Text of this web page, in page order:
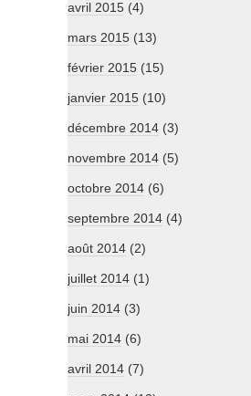
avril 2015 (4)
mars 2015 (13)
février 2015 (15)
janvier 2015 (10)
décembre 2014 (3)
novembre 2014 (5)
octobre 2014 (6)
septembre 2014 (4)
août 2014 (2)
juillet 2014 (1)
juin 2014 (3)
mai 2014 (6)
avril 2014 (7)